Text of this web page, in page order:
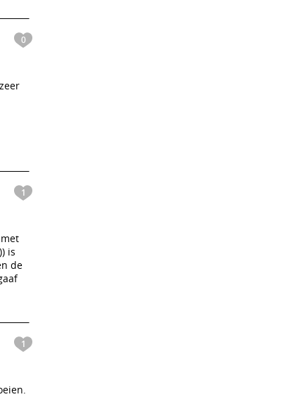
0
1
is
de
1